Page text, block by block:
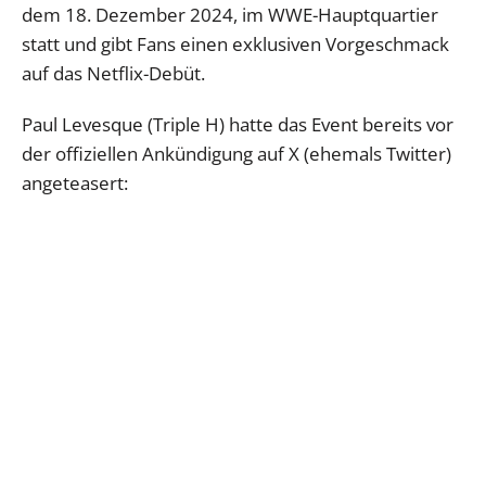
dem 18. Dezember 2024, im WWE-Hauptquartier
statt und gibt Fans einen exklusiven Vorgeschmack
auf das Netflix-Debüt.
Paul Levesque (Triple H) hatte das Event bereits vor
der offiziellen Ankündigung auf X (ehemals Twitter)
angeteasert: